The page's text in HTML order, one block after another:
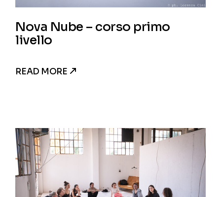
Nova Nube – corso primo
livello
READ MORE